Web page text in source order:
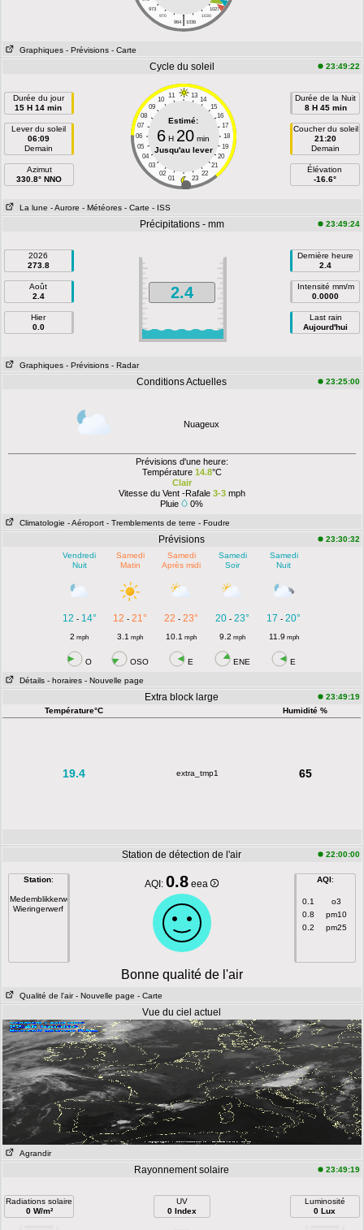
973
1027
970
1030
|
964 1036
Graphiques - Prévisions - Carte
Cycle du soleil 23:49:22
Durée du jour
15 H 14 min
Lever du soleil
06:09
Demain
Azimut
330.8° NNO
11 13
10
14
09
15
08
16
07
17
06
18
05
19
04
20
03
21
02
22
01 23
Estimé:
6 H 20 min
Jusqu'au lever
Durée de la Nuit
8 H 45 min
Coucher du soleil
21:20
Demain
Élévation
-16.6°
La lune - Aurore - Météores - Carte - ISS
Précipitations - mm 23:49:24
2026
273.8
Août
2.4
Hier
0.0
2.4
Dernière heure
2.4
Intensité mm/m
0.0000
Last rain
Aujourd'hui
Graphiques - Prévisions - Radar
Conditions Actuelles 23:25:00
Nuageux
Prévisions d'une heure:
Température 14.8°C
Clair
Vitesse du Vent -Rafale 3-3mph
Pluie
0%
Climatologie - Aéroport - Tremblements de terre - Foudre
Prévisions
23:30:32
Vendredi
Nuit
Samedi
Matin
Samedi
Après midi
Samedi
Soir
Samedi
Nuit
12 - 14° 12 -21° 22 -23° 20 -23° 17 -20°
2 mph 3.1 mph 10.1 mph 9.2 mph 11.9 mph
O OSO E ENE E
Détails - horaires - Nouvelle page
Extra block large
23:49:19
Température°C
Humidité %
19.4 extra_tmp1 65
Station de détection de l'air 22:00:00
Station:
Medemblikkerweg
Wieringerwerf
AQI:0.8 eea AQI:
0.1
o3
0.8
pm10
0.2
pm25
Bonne qualité de l'air
Qualité de l'air - Nouvelle page - Carte
Vue du ciel actuel
Agrandir
Rayonnement solaire 23:49:19
Radiations solaire
0 W/m²
UV
0 Index
Luminosité
0 Lux